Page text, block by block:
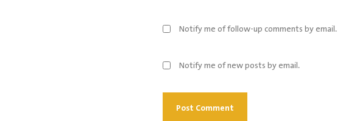
Notify me of follow-up comments by email.
Notify me of new posts by email.